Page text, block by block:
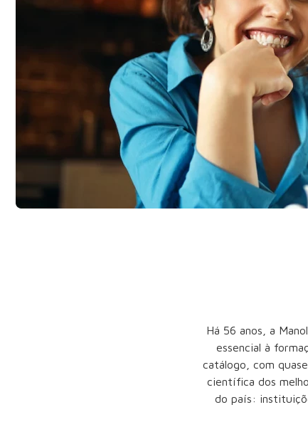
Há 56 anos, a
essencial à
catálogo, com
científica dos
do país: